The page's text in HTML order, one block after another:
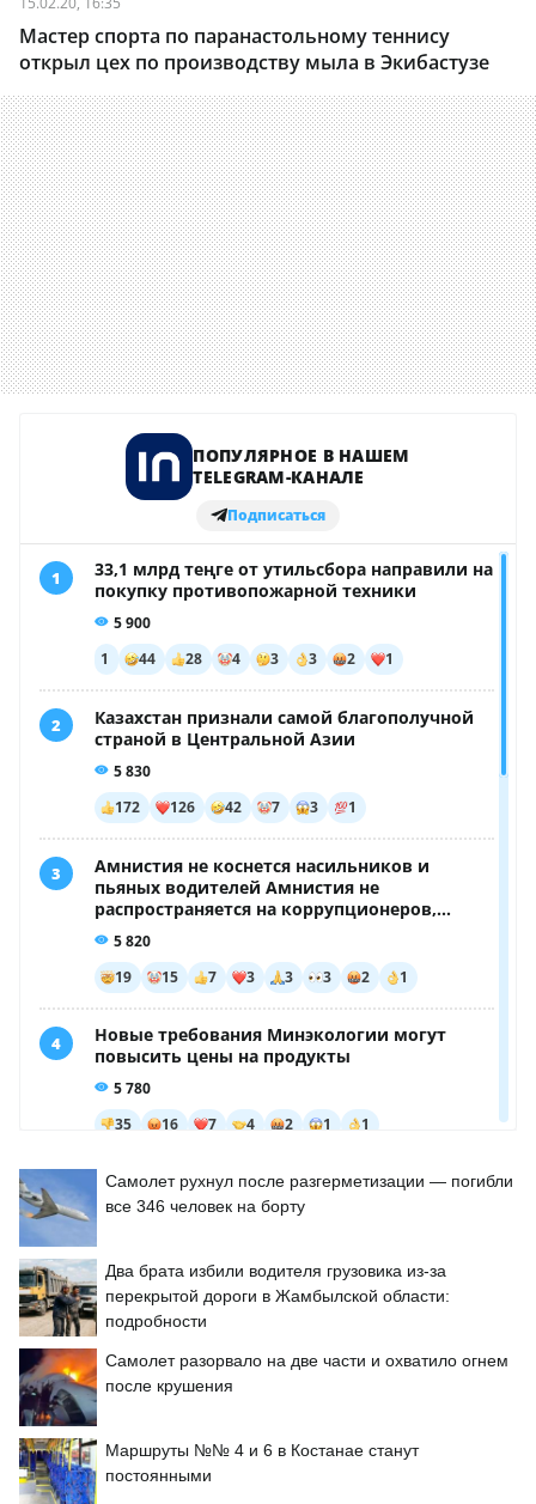
Мастер спорта по паранастольному теннису
открыл цех по производству мыла в Экибастузе
Самолет рухнул после разгерметизации — погибли
все 346 человек на борту
Два брата избили водителя грузовика из-за
перекрытой дороги в Жамбылской области:
подробности
Самолет разорвало на две части и охватило огнем
после крушения
Маршруты №№ 4 и 6 в Костанае станут
постоянными